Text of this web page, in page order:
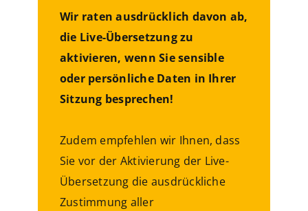
Wir raten ausdrücklich davon ab,
die Live-Übersetzung zu
aktivieren, wenn Sie sensible
oder persönliche Daten in Ihrer
Sitzung besprechen!
Zudem empfehlen wir Ihnen, dass
Sie vor der Aktivierung der Live-
Übersetzung die ausdrückliche
Zustimmung aller